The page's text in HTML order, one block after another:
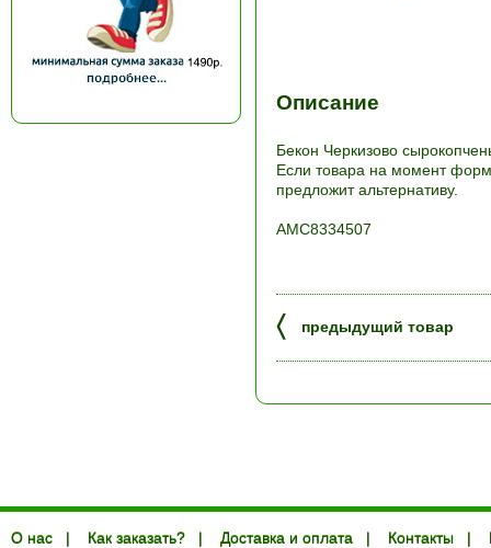
Описание
Бекон Черкизово
Если товара на момент
предложит альтернативу.
АМС8334507
〈 предыдущий товар
О нас | Как заказать? | Доставка и оплата | Контакты |